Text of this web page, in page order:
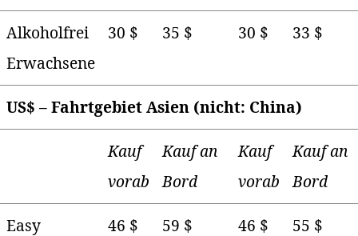
Alkoholfrei
Erwachsene
30 $ 35 $ 30 $ 33 $
US$ – Fahrtgebiet Asien (nicht: China)
Kauf
vorab
Kauf an
Bord
Kauf
vorab
Kauf an
Bord
Easy
46 $
59 $
46 $
55 $